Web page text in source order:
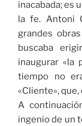
inacabada; es
la fe. Antoni
grandes
buscaba
inaugurar «la
tiempo no
«Cliente»,
A
ingenio de un